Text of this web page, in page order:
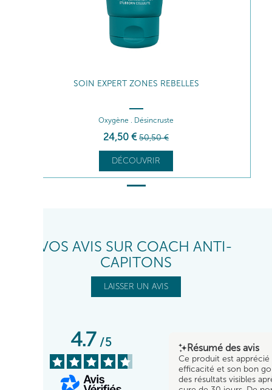
SOIN EXPERT ZONES REBELLES
Oxygène . Désincruste
24,50 € 50,50 €
DÉCOUVRIR
VOS AVIS SUR COACH ANTI-
CAPITONS
LAISSER UN AVIS
4.7/5 Résumé des avis
Ce produit est
efficacité et son bon
des résultats visibles